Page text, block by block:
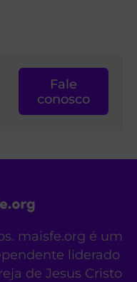
Fale
conosco
maisfe.org é um
liderado
de Jesus Cristo